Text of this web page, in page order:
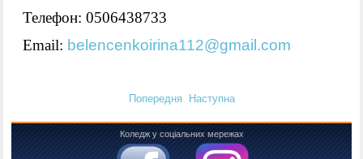
Телефон: 0506438733
Email: belencenkoirina112@gmail.com
Попередня Наступна
Коледж у соціальних мережах